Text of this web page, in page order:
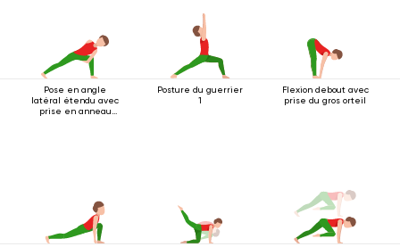
Pose en angle
latéral étendu avec
prise en anneau
Posture du guerrier
1
Flexion debout avec
prise du gros orteil